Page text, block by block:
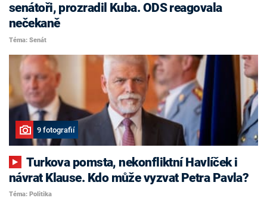
senátoři, prozradil Kuba. ODS reagovala
nečekaně
Téma: Senát
9 fotografií
Turkova pomsta, nekonfliktní Havlíček i
návrat Klause. Kdo může vyzvat Petra Pavla?
Téma: Politika